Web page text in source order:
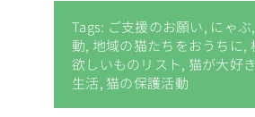
Tags: ご支援のお願い, にゃぶ,
動, 地域の猫たちをおうちに,
欲しいものリスト, 猫が大好き
生活, 猫の保護活動